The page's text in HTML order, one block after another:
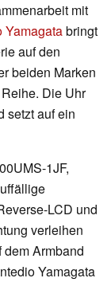
mit
Yamagatabringt
auf den
beiden Marken
Die Uhr
setzt auf ein
1JF,
LCD und
verleihen
Armband
Yamagata